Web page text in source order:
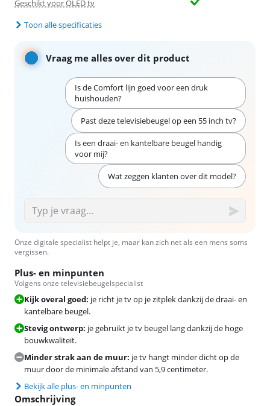
Geschikt voor OLED tv
Toon alle specificaties
Vraag me alles over dit product
Is de Comfort lijn goed voor een druk
huishouden?
Past deze televisiebeugel op een 55 inch tv?
Is een draai- en kantelbare beugel handig
voor mij?
Wat zeggen klanten over dit model?
Onze digitale specialist helpt je, maar kan zich net als een mens soms
vergissen.
Plus- en minpunten
Volgens onze televisiebeugelspecialist
Kijk overal goed: je richt je tv op je zitplek dankzij de draai- en
kantelbare beugel.
Stevig ontwerp: je gebruikt je tv beugel lang dankzij de hoge
bouwkwaliteit.
Minder strak aan de muur: je tv hangt minder dicht op de
muur door de minimale afstand van 5,9 centimeter.
Bekijk alle plus- en minpunten
Omschrijving